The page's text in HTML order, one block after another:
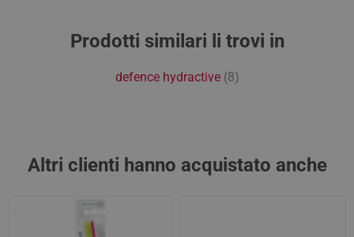
Prodotti similari li trovi in
defence hydractive (8)
Altri clienti hanno acquistato anche